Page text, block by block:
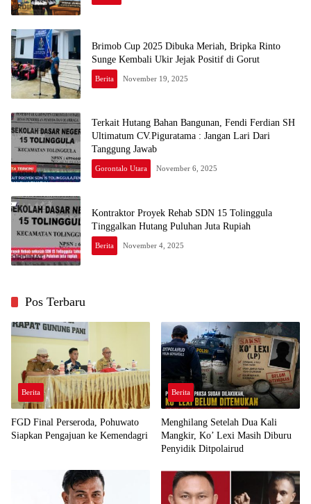
Brimob Cup 2025 Dibuka Meriah, Bripka Rinto
Sunge Kembali Ukir Jejak Positif di Gorut
Berita November 19, 2025
Terkait Hutang Bahan Bangunan, Fendi Ferdian SH
Ultimatum CV.Piguratama : Jangan Lari Dari
Tanggung Jawab
Gorontalo Utara November 6, 2025
Kontraktor Proyek Rehab SDN 15 Tolinggula
Tinggalkan Hutang Puluhan Juta Rupiah
Berita November 4, 2025
Pos Terbaru
Berita
FGD Final Perseroda, Pohuwato
Siapkan Pengajuan ke Kemendagri
Berita
Menghilang Setelah Dua Kali
Mangkir, Ko’ Lexi Masih Diburu
Penyidik Ditpolairud